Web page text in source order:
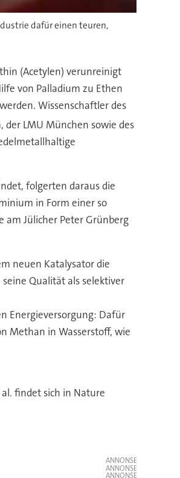
dafür einen teuren,
(Acetylen) verunreinigt
von Palladium zu Ethen
Wissenschaftler des
der LMU München sowie des
folgerten daraus die
in Form einer so
Jülicher Peter Grünberg
neuen Katalysator die
Qualität als selektiver
Energieversorgung: Dafür
Methan in Wasserstoff, wie
findet sich in Nature